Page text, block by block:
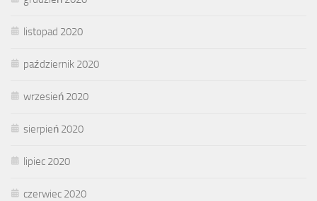
listopad 2020
październik 2020
wrzesień 2020
sierpień 2020
lipiec 2020
czerwiec 2020